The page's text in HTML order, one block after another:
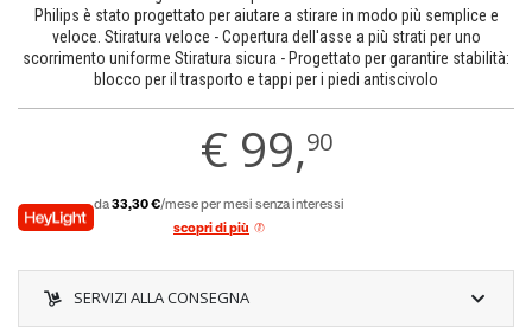
Philips è stato progettato per aiutare a stirare in modo più semplice e
veloce. Stiratura veloce - Copertura dell'asse a più strati per uno
scorrimento uniforme Stiratura sicura - Progettato per garantire stabilità:
blocco per il trasporto e tappi per i piedi antiscivolo
€ 99,90
da33,30 €/mese per mesi senza interessi
scopri di più
SERVIZI ALLA CONSEGNA